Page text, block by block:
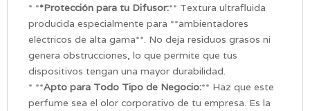
* **Protección para tu Difusor:** Textura ultrafluida
producida especialmente para **ambientadores
eléctricos de alta gama**. No deja residuos grasos ni
genera obstrucciones, lo que permite que tus
dispositivos tengan una mayor durabilidad.
* **Apto para Todo Tipo de Negocio:** Haz que este
perfume sea el olor corporativo de tu empresa. Es la